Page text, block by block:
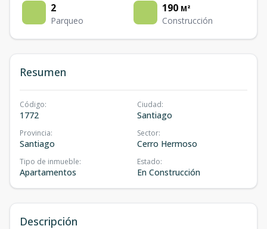
2
Parqueo
190 M²
Construcción
Resumen
Código:
1772
Ciudad:
Santiago
Provincia:
Santiago
Sector:
Cerro Hermoso
Tipo de inmueble:
Apartamentos
Estado:
En Construcción
Descripción